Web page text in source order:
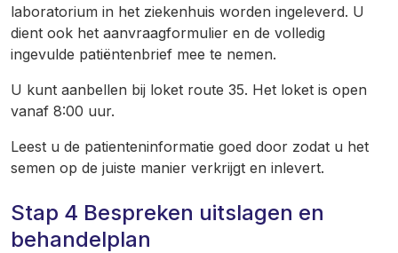
laboratorium in het ziekenhuis worden ingeleverd. U
dient ook het aanvraagformulier en de volledig
ingevulde patiëntenbrief mee te nemen.
U kunt aanbellen bij loket route 35. Het loket is open
vanaf 8:00 uur.
Leest u de patienteninformatie goed door zodat u het
semen op de juiste manier verkrijgt en inlevert.
Stap 4 Bespreken uitslagen en
behandelplan